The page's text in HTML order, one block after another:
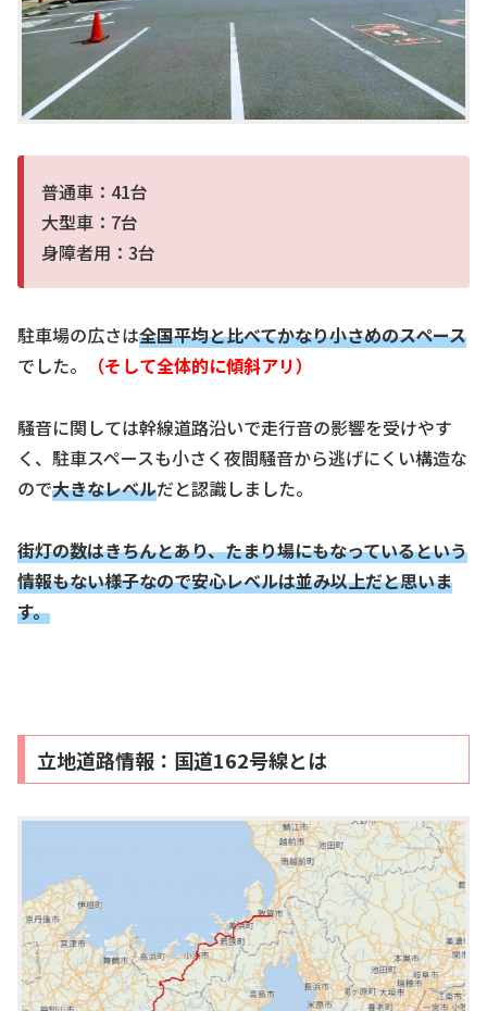
普通車：41台
大型車：7台
身障者用：3台
駐車場の広さは全国平均と比べてかなり小さめのスペース
でした。
（そして全体的に傾斜アリ）
騒音に関しては幹線道路沿いで走行音の影響を受けやす
く、駐車スペースも小さく夜間騒音から逃げにくい構造な
ので大きなレベルだと認識しました。
街灯の数はきちんとあり、たまり場にもなっているという
情報もない様子なので安心レベルは並み以上だと思いま
す。
立地道路情報：国道162号線とは